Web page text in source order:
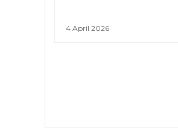
4 April 2026